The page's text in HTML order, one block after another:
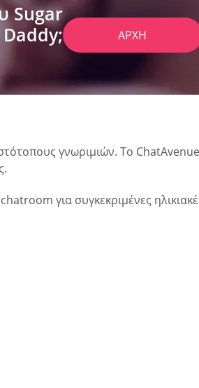
Sugar
Daddy;
ΑΡΧΉ
γνωριμιών. Το
για συγκεκριμένες